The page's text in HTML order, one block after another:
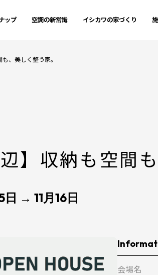
ップ 空調の新常識 イシカワの家づくり
、美しく整う家。
辺】収納も空間
日 → 11月16日
会場名